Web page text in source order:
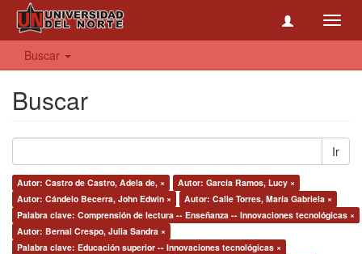
Buscar
Buscar
Ir
Autor: Castro de Castro, Adela de, ×
Autor: García Ramos, Lucy ×
Autor: Cándelo Becerra, John Edwin ×
Autor: Calle Torres, María Gabriela ×
Palabra clave: Comprensión de lectura -- Enseñanza -- Innovaciones tecnológicas ×
Autor: Bernal Crespo, Julia Sandra ×
Palabra clave: Educación superior -- Innovaciones tecnológicas ×